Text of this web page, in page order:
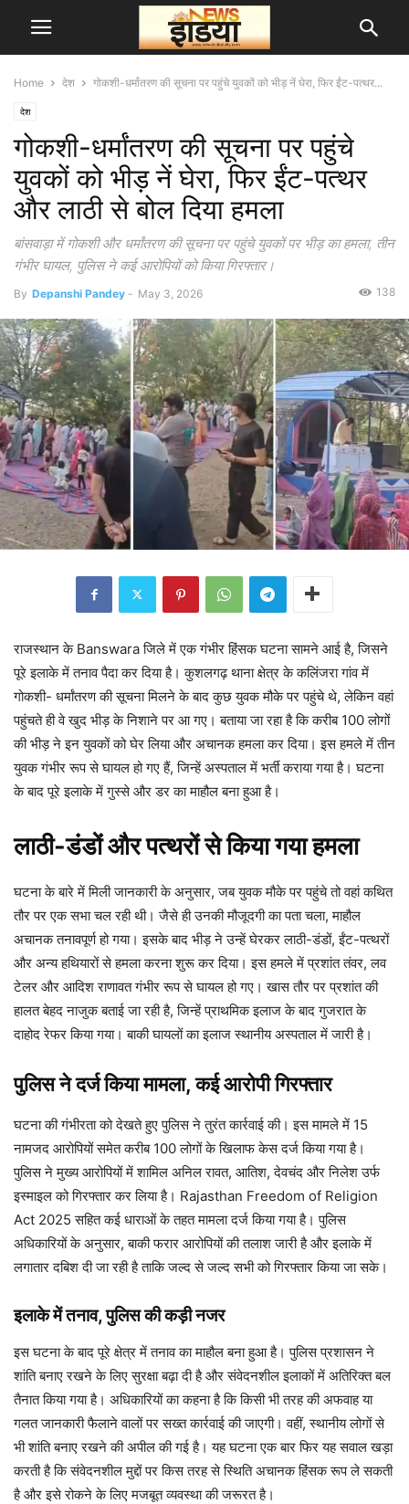
Home देश गोकशी-धर्मांतरण की सूचना पर पहुंचे युवकों को भीड़ नें घेरा, फिर ईंट-पत्थर...
देश
गोकशी-धर्मांतरण की सूचना पर पहुंचे
युवकों को भीड़ नें घेरा, फिर ईंट-पत्थर
और लाठी से बोल दिया हमला
बांसवाड़ा में गोकशी और धर्मांतरण की सूचना पर पहुंचे युवकों पर भीड़ का हमला, तीन
गंभीर घायल, पुलिस ने कई आरोपियों को किया गिरफ्तार।
By Depanshi Pandey - May 3, 2026 138
राजस्थान के Banswara जिले में एक गंभीर हिंसक घटना सामने आई है, जिसने
पूरे इलाके में तनाव पैदा कर दिया है। कुशलगढ़ थाना क्षेत्र के कलिंजरा गांव में
गोकशी- धर्मांतरण की सूचना मिलने के बाद कुछ युवक मौके पर पहुंचे थे, लेकिन वहां
पहुंचते ही वे खुद भीड़ के निशाने पर आ गए। बताया जा रहा है कि करीब 100 लोगों
की भीड़ ने इन युवकों को घेर लिया और अचानक हमला कर दिया। इस हमले में तीन
युवक गंभीर रूप से घायल हो गए हैं, जिन्हें अस्पताल में भर्ती कराया गया है। घटना
के बाद पूरे इलाके में गुस्से और डर का माहौल बना हुआ है।
लाठी-डंडों और पत्थरों से किया गया हमला
घटना के बारे में मिली जानकारी के अनुसार, जब युवक मौके पर पहुंचे तो वहां कथित
तौर पर एक सभा चल रही थी। जैसे ही उनकी मौजूदगी का पता चला, माहौल
अचानक तनावपूर्ण हो गया। इसके बाद भीड़ ने उन्हें घेरकर लाठी-डंडों, ईंट-पत्थरों
और अन्य हथियारों से हमला करना शुरू कर दिया। इस हमले में प्रशांत तंवर, लव
टेलर और आदिश राणावत गंभीर रूप से घायल हो गए। खास तौर पर प्रशांत की
हालत बेहद नाजुक बताई जा रही है, जिन्हें प्राथमिक इलाज के बाद गुजरात के
दाहोद रेफर किया गया। बाकी घायलों का इलाज स्थानीय अस्पताल में जारी है।
पुलिस ने दर्ज किया मामला, कई आरोपी गिरफ्तार
घटना की गंभीरता को देखते हुए पुलिस ने तुरंत कार्रवाई की। इस मामले में 15
नामजद आरोपियों समेत करीब 100 लोगों के खिलाफ केस दर्ज किया गया है।
पुलिस ने मुख्य आरोपियों में शामिल अनिल रावत, आतिश, देवचंद और निलेश उर्फ
इस्माइल को गिरफ्तार कर लिया है। Rajasthan Freedom of Religion
Act 2025 सहित कई धाराओं के तहत मामला दर्ज किया गया है। पुलिस
अधिकारियों के अनुसार, बाकी फरार आरोपियों की तलाश जारी है और इलाके में
लगातार दबिश दी जा रही है ताकि जल्द से जल्द सभी को गिरफ्तार किया जा सके।
इलाके में तनाव, पुलिस की कड़ी नजर
इस घटना के बाद पूरे क्षेत्र में तनाव का माहौल बना हुआ है। पुलिस प्रशासन ने
शांति बनाए रखने के लिए सुरक्षा बढ़ा दी है और संवेदनशील इलाकों में अतिरिक्त बल
तैनात किया गया है। अधिकारियों का कहना है कि किसी भी तरह की अफवाह या
गलत जानकारी फैलाने वालों पर सख्त कार्रवाई की जाएगी। वहीं, स्थानीय लोगों से
भी शांति बनाए रखने की अपील की गई है। यह घटना एक बार फिर यह सवाल खड़ा
करती है कि संवेदनशील मुद्दों पर किस तरह से स्थिति अचानक हिंसक रूप ले सकती
है और इसे रोकने के लिए मजबूत व्यवस्था की जरूरत है।